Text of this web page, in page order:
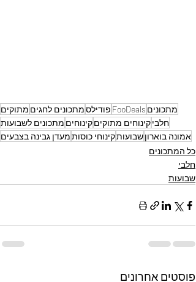
מתכונים FooDeals פודילסמתכונים לחגים מתוקים
חלביקינוחים מתוקיםקינוחים מתכונים לשבועות
אמונה בוארוןשבועותקינוחי כוסותמעדן גבינה בצבעים
כל המתכונים
חלבי
שבועות
פוסטים אחרונים